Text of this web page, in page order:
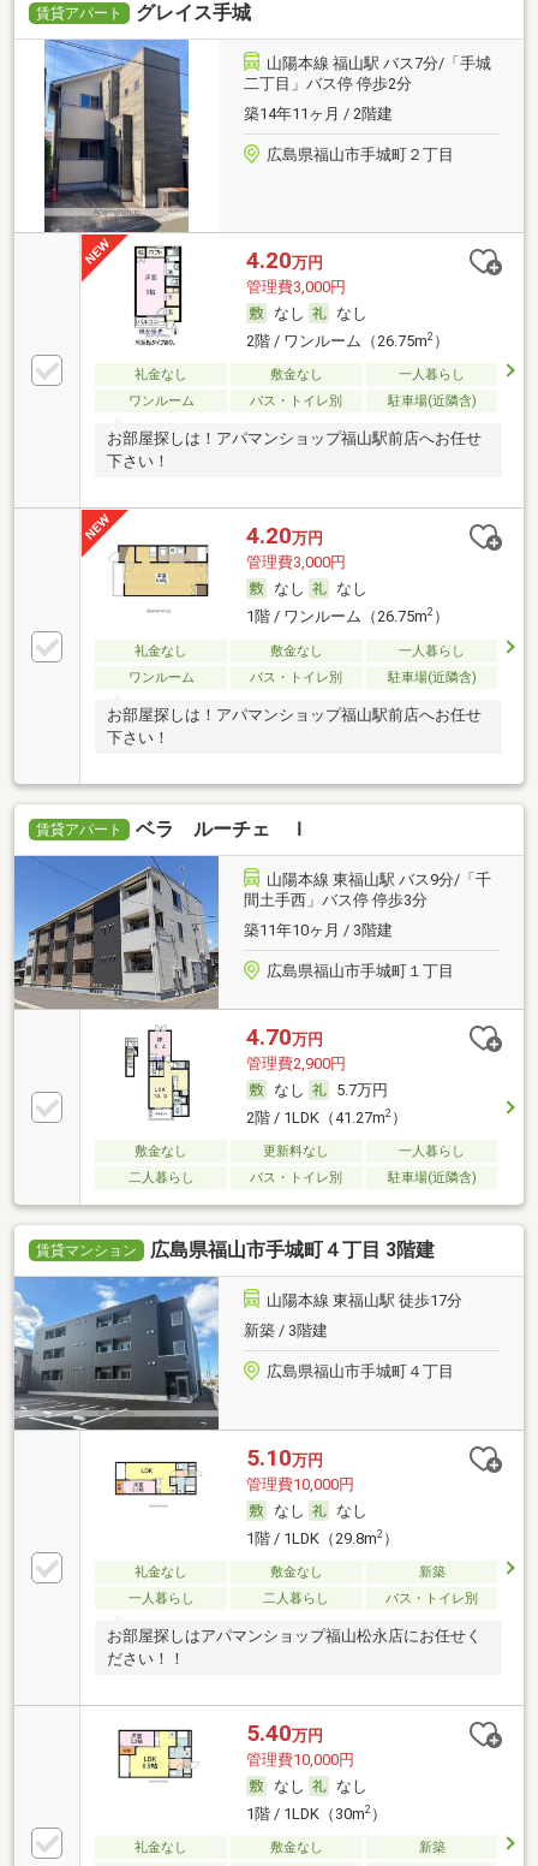
賃貸アパート グレイス手城
山陽本線 福山駅 バス7分/「手城
二丁目」バス停 停歩2分
築14年11ヶ月 / 2階建
広島県福山市手城町２丁目
4.20万円
管理費3,000円
なし
なし
2階 / ワンルーム（26.75m2）
礼金なし 敷金なし
一人暮らし
ワンルーム
バス・トイレ別 駐車場(近隣含)
お部屋探しは！アパマンショップ福山駅前店へお任せ
下さい！
4.20万円
管理費3,000円
なし
なし
1階 / ワンルーム（26.75m2）
礼金なし 敷金なし
一人暮らし
ワンルーム
バス・トイレ別 駐車場(近隣含)
お部屋探しは！アパマンショップ福山駅前店へお任せ
下さい！
賃貸アパート ベラ ルーチェ Ｉ
山陽本線 東福山駅 バス9分/「千
間土手西」バス停 停歩3分
築11年10ヶ月 / 3階建
広島県福山市手城町１丁目
4.70万円
管理費2,900円
なし
5.7万円
2階 / 1LDK（41.27m2）
敷金なし 更新料なし
一人暮らし
二人暮らし
バス・トイレ別 駐車場(近隣含)
賃貸マンション 広島県福山市手城町４丁目 3階建
山陽本線 東福山駅 徒歩17分
新築 / 3階建
広島県福山市手城町４丁目
5.10万円
管理費10,000円
なし
なし
1階 / 1LDK（29.8m2）
礼金なし 敷金なし
新築
一人暮らし
二人暮らし バス・トイレ別
お部屋探しはアパマンショップ福山松永店にお任せく
ださい！！
5.40万円
管理費10,000円
なし
なし
1階 / 1LDK（30m2）
礼金なし 敷金なし 新築